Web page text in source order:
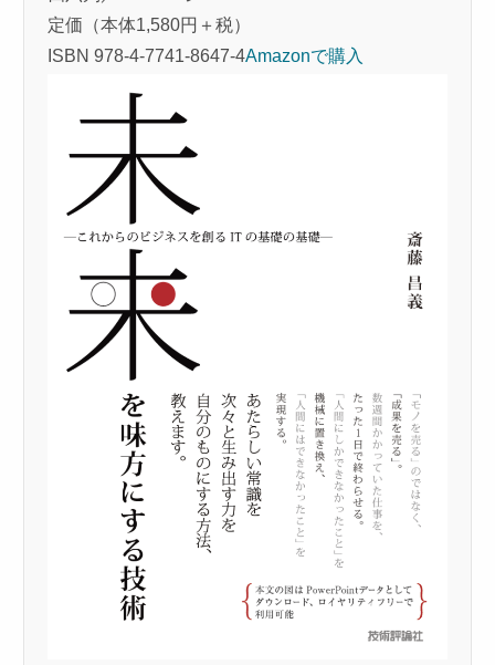
定価（本体1,580円＋税）
ISBN 978-4-7741-8647-4Amazonで購入